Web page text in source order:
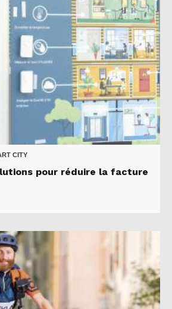
CITY
pour réduire la facture